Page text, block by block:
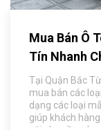
Mua Bán Ô
Tín Nhanh
Tại Quận Bắc
mua bán các
dạng các loại
giúp khách